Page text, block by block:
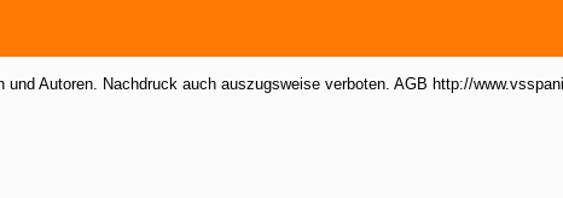
Autoren. Nachdruck auch auszugsweise verboten. AGB http://